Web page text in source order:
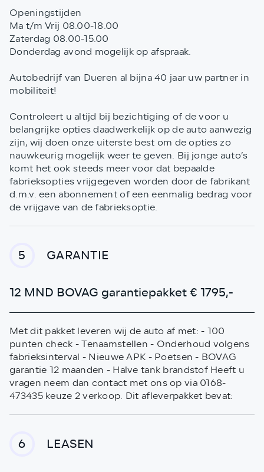
Openingstijden
Ma t/m Vrij 08.00-18.00
Zaterdag 08.00-15.00
Donderdag avond mogelijk op afspraak.
Autobedrijf van Dueren al bijna 40 jaar uw partner in
mobiliteit!
Controleert u altijd bij bezichtiging of de voor u
belangrijke opties daadwerkelijk op de auto aanwezig
zijn, wij doen onze uiterste best om de opties zo
nauwkeurig mogelijk weer te geven. Bij jonge auto’s
komt het ook steeds meer voor dat bepaalde
fabrieksopties vrijgegeven worden door de fabrikant
d.m.v. een abonnement of een eenmalig bedrag voor
de vrijgave van de fabrieksoptie.
5 GARANTIE
12 MND BOVAG garantiepakket € 1795,-
Met dit pakket leveren wij de auto af met: - 100
punten check - Tenaamstellen - Onderhoud volgens
fabrieksinterval - Nieuwe APK - Poetsen - BOVAG
garantie 12 maanden - Halve tank brandstof Heeft u
vragen neem dan contact met ons op via 0168-
473435 keuze 2 verkoop. Dit afleverpakket bevat:
6 LEASEN